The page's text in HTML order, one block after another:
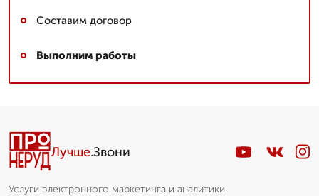
Составим договор
Выполним работы
Лучше.Звони
Услуги электронного маркетинга и аналитики